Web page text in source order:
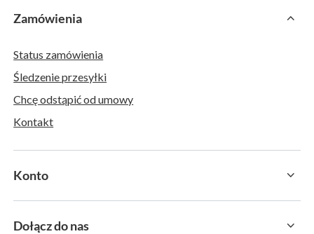
Zamówienia
Status zamówienia
Śledzenie przesyłki
Chcę odstąpić od umowy
Kontakt
Konto
Dołącz do nas